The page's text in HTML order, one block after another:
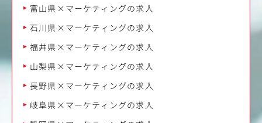
富山県×マーケティングの求人
石川県×マーケティングの求人
福井県×マーケティングの求人
山梨県×マーケティングの求人
長野県×マーケティングの求人
岐阜県×マーケティングの求人